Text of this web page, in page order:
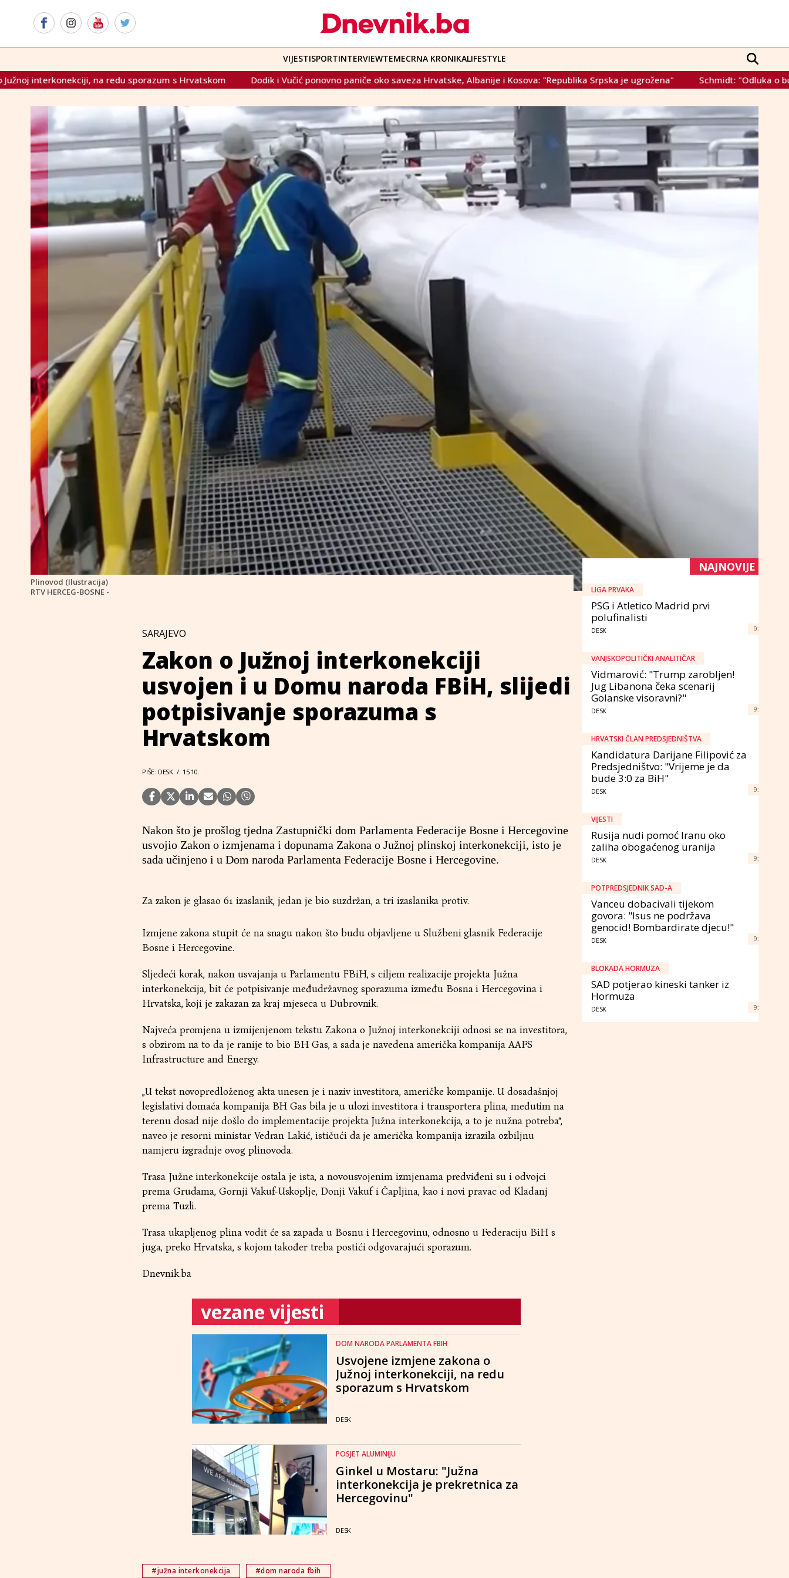
VIJESTISPORTINTERVIEWTEMECRNA KRONIKALIFESTYLE
s Hrvatskom Dodik i Vučić ponovno paniče oko saveza Hrvatske, Albanije i Kosova: "Republika Srpska je ugrožena" Schmidt: "Odluka o budućnosti BiH je u rukama
Plinovod (Ilustracija)
RTV HERCEG-BOSNE -
SARAJEVO
Zakon o Južnoj interkonekciji
usvojen i u Domu naroda FBiH, slijedi
potpisivanje sporazuma s
Hrvatskom
PIŠE: DESK / 15.10.
Nakon što je prošlog tjedna Zastupnički dom Parlamenta Federacije Bosne i Hercegovine
usvojio Zakon o izmjenama i dopunama Zakona o Južnoj plinskoj interkonekciji, isto je
sada učinjeno i u Dom naroda Parlamenta Federacije Bosne i Hercegovine.
Za zakon je glasao 61 izaslanik, jedan je bio suzdržan, a tri izaslanika protiv.
Izmjene zakona stupit će na snagu nakon što budu objavljene u Službeni glasnik Federacije
Bosne i Hercegovine.
Sljedeći korak, nakon usvajanja u Parlamentu FBiH, s ciljem realizacije projekta Južna
interkonekcija, bit će potpisivanje međudržavnog sporazuma između Bosna i Hercegovina i
Hrvatska, koji je zakazan za kraj mjeseca u Dubrovnik.
Najveća promjena u izmijenjenom tekstu Zakona o Južnoj interkonekciji odnosi se na investitora,
s obzirom na to da je ranije to bio BH Gas, a sada je navedena američka kompanija AAFS
Infrastructure and Energy.
„U tekst novopredloženog akta unesen je i naziv investitora, američke kompanije. U dosadašnjoj
legislativi domaća kompanija BH Gas bila je u ulozi investitora i transportera plina, međutim na
terenu dosad nije došlo do implementacije projekta Južna interkonekcija, a to je nužna potreba“,
naveo je resorni ministar Vedran Lakić, ističući da je američka kompanija izrazila ozbiljnu
namjeru izgradnje ovog plinovoda.
Trasa Južne interkonekcije ostala je ista, a novousvojenim izmjenama predviđeni su i odvojci
prema Grudama, Gornji Vakuf-Uskoplje, Donji Vakuf i Čapljina, kao i novi pravac od Kladanj
prema Tuzli.
Trasa ukapljenog plina vodit će sa zapada u Bosnu i Hercegovinu, odnosno u Federaciju BiH s
juga, preko Hrvatska, s kojom također treba postići odgovarajući sporazum.
Dnevnik.ba
vezane vijesti
DOM NARODA PARLAMENTA FBIH
Usvojene izmjene zakona o
Južnoj interkonekciji, na redu
sporazum s Hrvatskom
DESK
POSJET ALUMINIJU
Ginkel u Mostaru: "Južna
interkonekcija je prekretnica za
Hercegovinu"
DESK
#južna interkonekcija #dom naroda fbih
NAJNOVIJE
LIGA PRVAKA
PSG i Atletico Madrid prvi
polufinalisti
DESK 9:
VANJSKOPOLITIČKI ANALITIČAR
Vidmarović: "Trump zarobljen!
Jug Libanona čeka scenarij
Golanske visoravni?"
DESK 9:
HRVATSKI ČLAN PREDSJEDNIŠTVA
Kandidatura Darijane Filipović za
Predsjedništvo: "Vrijeme je da
bude 3:0 za BiH"
DESK 9:
VIJESTI
Rusija nudi pomoć Iranu oko
zaliha obogaćenog uranija
DESK 9:
POTPREDSJEDNIK SAD-A
Vanceu dobacivali tijekom
govora: "Isus ne podržava
genocid! Bombardirate djecu!"
DESK 9:
BLOKADA HORMUZA
SAD potjerao kineski tanker iz
Hormuza
DESK 9: